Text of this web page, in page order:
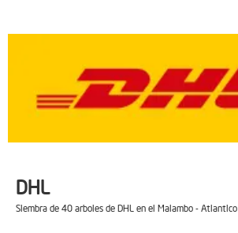
DHL
Siembra de 40 arboles de DHL en el Malambo - Atlantico